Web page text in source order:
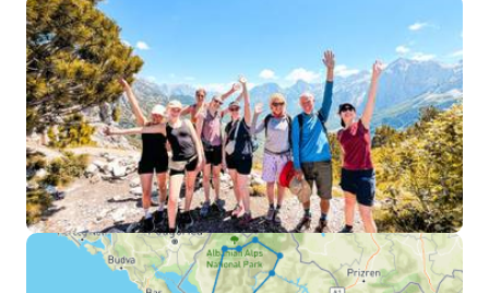
el senderismo y las experiencias
auténticas.